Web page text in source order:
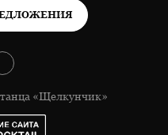
«Щелкунчик»